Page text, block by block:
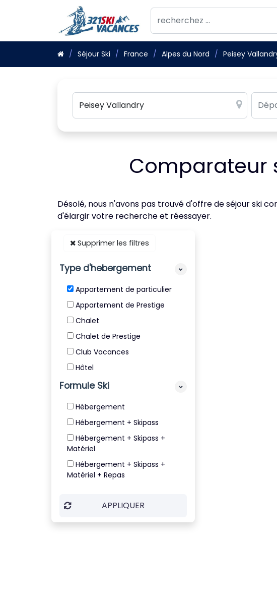
Séjour Ski France Alpes du Nord Peisey
Comparateur
Désolé, nous n'avons pas trouvé d'offre de séjour ski
d'élargir votre recherche et réessayer.
Supprimer les filtres
Type d'hebergement
Appartement de particulier
Appartement de Prestige
Chalet
Chalet de Prestige
Club Vacances
Hôtel
Résidence
5*
Villa
Formule Ski
Hébergement
Hébergement + Skipass
Hébergement + Skipass +
Matériel
Hébergement + Skipass +
Matériel + Repas
APPLIQUER